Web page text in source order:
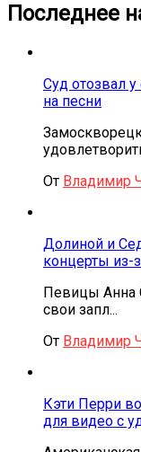
Последнее
Суд отозвал
на песни
От Владимир
Долиной и
концерты из-
Певицы Анна
свои запл...
От Владимир
Кэти Перри
для видео с